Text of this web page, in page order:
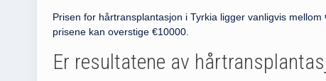
Prisen for hårtransplantasjon i Tyrkia ligger vanligvis
prisene kan overstige €10000.
Er resultatene av